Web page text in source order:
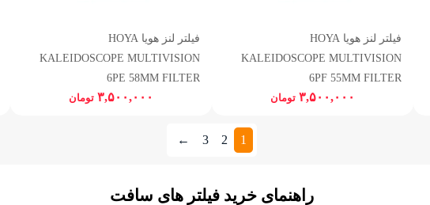
فیلتر لنز هویا HOYA
KALEIDOSCOPE MULTIVISION
6PF 55MM FILTER
۳,۵۰۰,۰۰۰ تومان
فیلتر لنز هویا HOYA
KALEIDOSCOPE MULTIVISION
6PE 58MM FILTER
۳,۵۰۰,۰۰۰ تومان
1
2
3
←
راهنمای خرید فیلتر های سافت